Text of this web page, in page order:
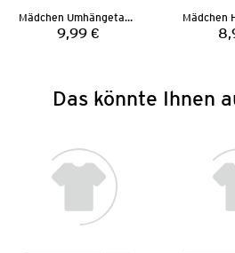
Mädchen Umhängetasche
Preis:
9,99 €
Mädchen
Das könnte Ihnen